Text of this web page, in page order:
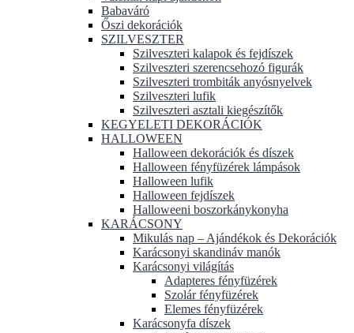
Babaváró
Őszi dekorációk
SZILVESZTER
Szilveszteri kalapok és fejdíszek
Szilveszteri szerencsehozó figurák
Szilveszteri trombiták anyósnyelvek
Szilveszteri lufik
Szilveszteri asztali kiegészítők
KEGYELETI DEKORÁCIÓK
HALLOWEEN
Halloween dekorációk és díszek
Halloween fényfüzérek lámpások
Halloween lufik
Halloween fejdíszek
Halloweeni boszorkánykonyha
KARÁCSONY
Mikulás nap – Ajándékok és Dekorációk
Karácsonyi skandináv manók
Karácsonyi világítás
Adapteres fényfüzérek
Szolár fényfüzérek
Elemes fényfüzérek
Karácsonyfa díszek